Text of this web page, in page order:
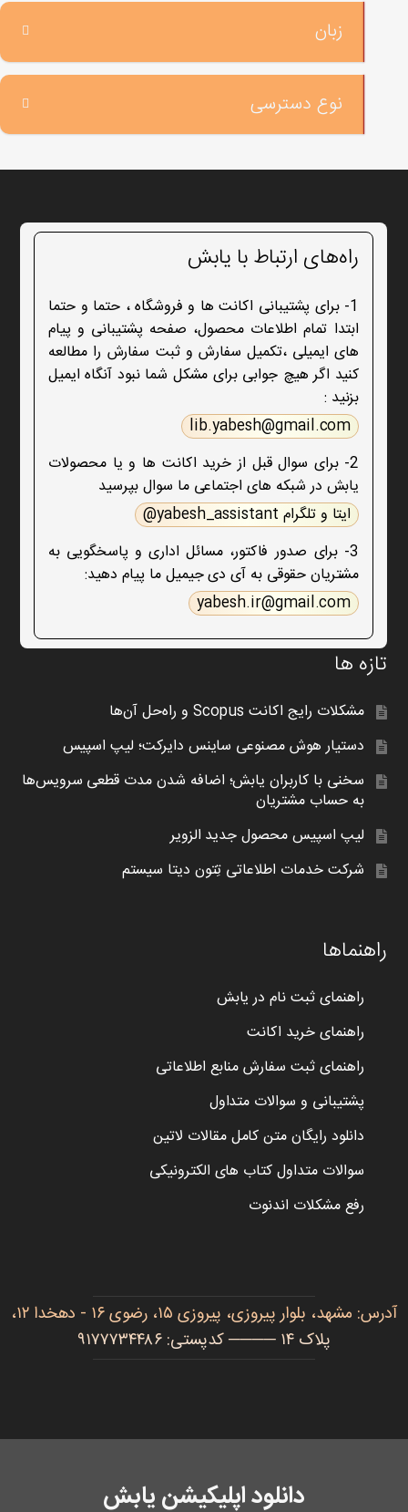
زبان
نوع دسترسی
راه‌های ارتباط با یابش
1- برای پشتیبانی اکانت ها و فروشگاه ، حتما و حتما
ابتدا تمام اطلاعات محصول، صفحه پشتیبانی و پیام
های ایمیلی ،تکمیل سفارش و ثبت سفارش را مطالعه
کنید اگر هیچ جوابی برای مشکل شما نبود آنگاه ایمیل
بزنید :
lib.yabesh@gmail.com
2- برای سوال قبل از خرید اکانت ها و یا محصولات
یابش در شبکه های اجتماعی ما سوال بپرسید
ایتا و تلگرام yabesh_assistant@
3- برای صدور فاکتور، مسائل اداری و پاسخگویی به
مشتریان حقوقی به آی دی جیمیل ما پیام دهید:
yabesh.ir@gmail.com
تازه ها
مشکلات رایج اکانت Scopus و راه‌حل آن‌ها
دستیار هوش مصنوعی ساینس دایرکت؛ لیپ اسپیس
سخنی با کاربران یابش؛ اضافه شدن مدت قطعی سرویس‌ها
به حساب مشتریان
لیپ اسپیس محصول جدید الزویر
شرکت خدمات اطلاعاتی تِتون دیتا سیستم
راهنماها
راهنمای ثبت نام در یابش
راهنمای خرید اکانت
راهنمای ثبت سفارش منابع اطلاعاتی
پشتیبانی و سوالات متداول
دانلود رایگان متن کامل مقالات لاتین
سوالات متداول کتاب های الکترونیکی
رفع مشکلات اندنوت
آدرس: مشهد، بلوار پیروزی، پیروزی ۱۵، رضوی ۱۶ - دهخدا ۱۲،
پلاک ۱۴ ──── کدپستی: ۹۱۷۷۷۳۴۴۸۶
دانلود اپلیکیشن یابش